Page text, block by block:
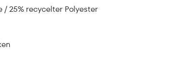
/ 25% recycelter Polyester